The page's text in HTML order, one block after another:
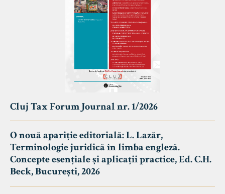
Cluj Tax Forum Journal nr. 1/2026
O nouă apariție editorială: L. Lazăr,
Terminologie juridică în limba engleză.
Concepte esențiale și aplicații practice, Ed. C.H.
Beck, București, 2026